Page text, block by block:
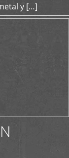
y […]